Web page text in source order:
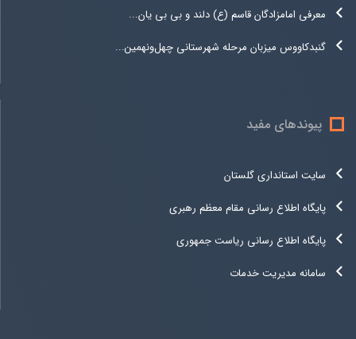
معرفی امامزادگان قاسم (ع) دلند و بی بی یان...
گنبدکاووس میزبان مرحله شهرستانی چهل‌ونهمین...
پیوندهای مفید
سایت استانداری گلستان
پایگاه اطلاع رسانی مقام معظم رهبری
پایگاه اطلاع رسانی ریاست جمهوری
سامانه مدیریت خدمات